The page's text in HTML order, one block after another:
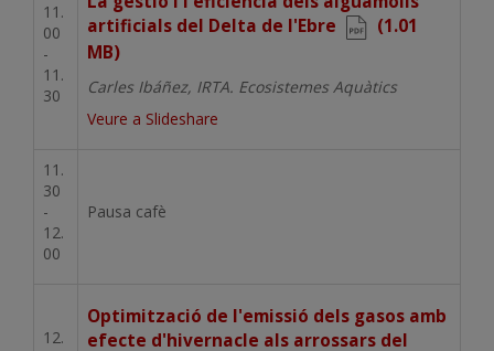
11.
00
-
11.
30
artificials del Delta de l'Ebre
(1.01
MB)
Carles Ibáñez, IRTA. Ecosistemes Aquàtics
Veure a Slideshare
11.
30
-
12.
00
Pausa cafè
12.
Document
Optimització de l'emissió dels gasos amb
efecte d'hivernacle als arrossars del